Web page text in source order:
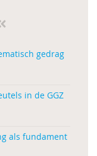
gedrag
in de GGZ
als fundament